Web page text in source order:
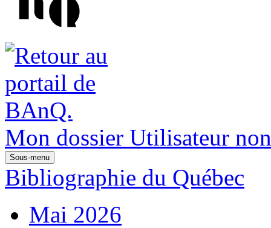
Mon dossier Utilisateur
Sous-menu
Bibliographie du Québec
Mai 2026